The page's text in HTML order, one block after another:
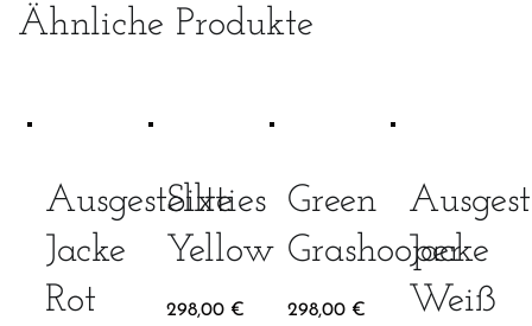
Ähnliche Produkte
Ausgestellte
Jacke
Rot
Sixties
Yellow
298,00 €
Green
Grashooper
298,00 €
Jacke
Weiß